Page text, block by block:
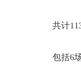
共计
包括6场